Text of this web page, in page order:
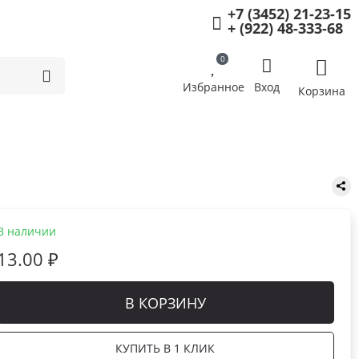
+7 (3452) 21-23-15
+ (922) 48-333-68
0
Избранное Вход Корзина
наличии
₽
В КОРЗИНУ
КУПИТЬ В 1 КЛИК